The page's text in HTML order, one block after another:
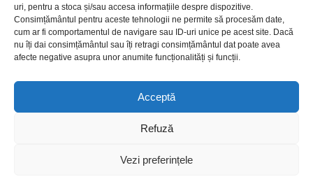
uri, pentru a stoca și/sau accesa informațiile despre dispozitive.
Consimțământul pentru aceste tehnologii ne permite să procesăm date,
cum ar fi comportamentul de navigare sau ID-uri unice pe acest site. Dacă
nu îți dai consimțământul sau îți retragi consimțământul dat poate avea
afecte negative asupra unor anumite funcționalități și funcții.
Acceptă
Refuză
Vezi preferințele
politică de cookies
politică de confidențialitate
© 2026 Toate drepturile rezervate. Argo Real Estate
Opportunities Fund (AREOF)